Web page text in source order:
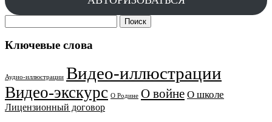
Ключевые слова
Аудио-иллюстрации Видео-иллюстрации
Видео-экскурс О Родине О войне О школе
Лицензионный договор